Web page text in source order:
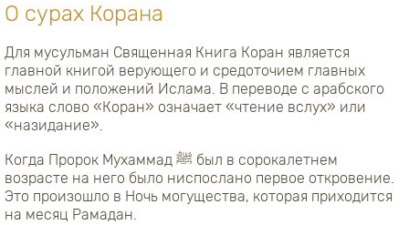
О сурах Корана
Для мусульман Священная Книга Коран является
главной книгой верующего и средоточием главных
мыслей и положений Ислама. В переводе с арабского
языка слово «Коран» означает «чтение вслух» или
«назидание».
Когда Пророк Мухаммад ﷺ был в сорокалетнем
возрасте на него было ниспослано первое откровение.
Это произошло в Ночь могущества, которая приходится
на месяц Рамадан.